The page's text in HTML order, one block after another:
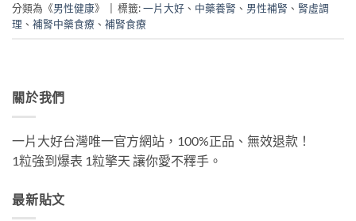
分類為《男性健康》 標籤:一片大好 、 中藥養腎 、 男性補腎 、 腎虛調
理 、 補腎中藥食療 、 補腎食療
關於我們
一片大好台灣唯一官方網站，100%正品、無效退款！
1粒強到爆表 1粒擎天 讓你愛不釋手。
最新貼文